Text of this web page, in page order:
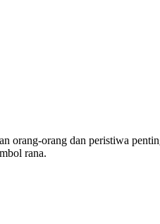
orang-orang dan peristiwa
rana.